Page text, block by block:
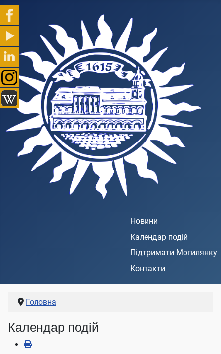
Новини
Календар подій
Підтримати Могилянку
Контакти
Головна
Календар подій